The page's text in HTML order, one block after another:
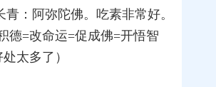
：阿弥陀佛。吃素非常好。
德=改命运=促成佛=开悟智
太多了）